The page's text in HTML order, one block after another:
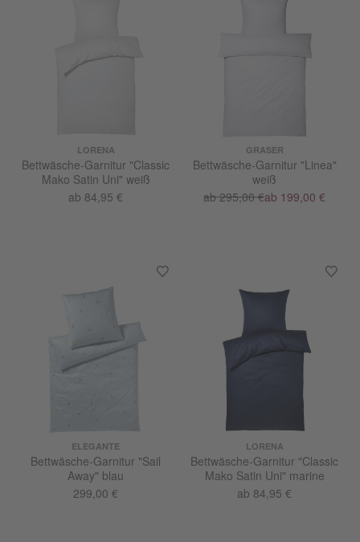
LORENA
Bettwäsche-Garnitur "Classic
Mako Satin Uni" weiß
ab 84,95 €
GRASER
Bettwäsche-Garnitur "Linea"
weiß
ab 295,00 €ab 199,00 €
ELEGANTE
Bettwäsche-Garnitur "Sail
Away" blau
299,00 €
LORENA
Bettwäsche-Garnitur "Classic
Mako Satin Uni" marine
ab 84,95 €